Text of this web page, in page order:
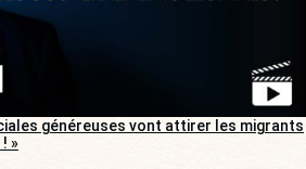
généreuses vont attirer les migrants
»